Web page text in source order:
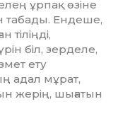
ұр­пақ өзіне
табады. Ендеше,
тіліңді,
біл, зерделе,
ету
адал мұ­рат,
жерің, шығатын